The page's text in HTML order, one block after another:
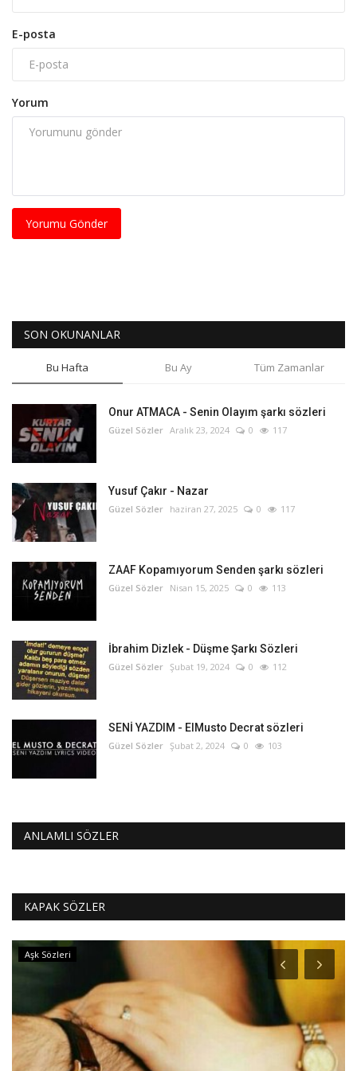
E-posta
Yorum
Yorumu Gönder
SON OKUNANLAR
Bu Hafta Bu Ay Tüm Zamanlar
Onur ATMACA - Senin Olayım şarkı sözleri
Güzel Sözler Aralık 23, 2024 0 117
Yusuf Çakır - Nazar
Güzel Sözler haziran 27, 2025 0 117
ZAAF Kopamıyorum Senden şarkı sözleri
Güzel Sözler Nisan 15, 2025 0 113
İbrahim Dizlek - Düşme Şarkı Sözleri
Güzel Sözler Şubat 19, 2024 0 112
SENİ YAZDIM - ElMusto Decrat sözleri
Güzel Sözler Şubat 2, 2024 0 103
ANLAMLI SÖZLER
KAPAK SÖZLER
Aşk Sözleri